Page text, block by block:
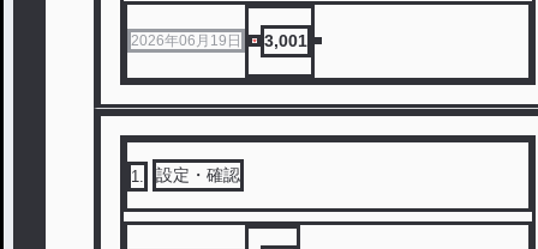
2026年06月19日 3,001
1 設定・確認